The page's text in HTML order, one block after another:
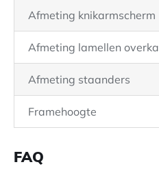
Afmeting knikarmscherm
Afmeting lamellen
Afmeting staanders
Framehoogte
FAQ